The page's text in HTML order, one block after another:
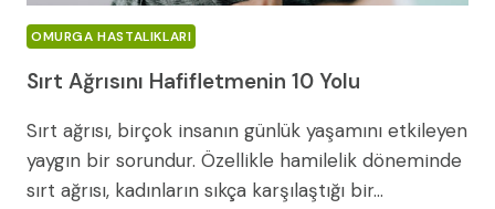
OMURGA HASTALIKLARI
Sırt Ağrısını Hafifletmenin 10 Yolu
Sırt ağrısı, birçok insanın günlük yaşamını etkileyen
yaygın bir sorundur. Özellikle hamilelik döneminde
sırt ağrısı, kadınların sıkça karşılaştığı bir…